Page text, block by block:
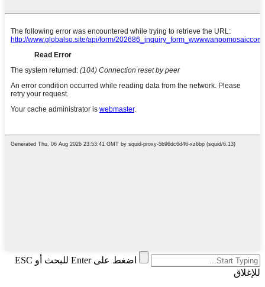
اضغط على Enter للبحث أو ESC
للإغلاق